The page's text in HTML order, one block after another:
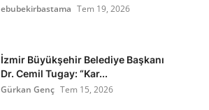
ebubekirbastama Tem 19, 2026
İzmir Büyükşehir Belediye Başkanı
Dr. Cemil Tugay: “Kar...
Gürkan Genç Tem 15, 2026